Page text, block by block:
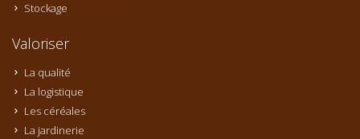
Stockage
Valoriser
La qualité
La logistique
Les céréales
La jardinerie